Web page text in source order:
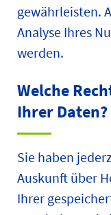
gewährleisten.
Analyse Ihres
werden.
Welche
Ihrer Daten?
Sie haben
Auskunft über
Ihrer